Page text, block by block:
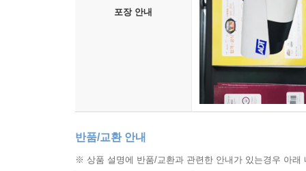
포장 안내
반품/교환 안내
※ 상품 설명에 반품/교환과 관련한 안내가 있는경우 아